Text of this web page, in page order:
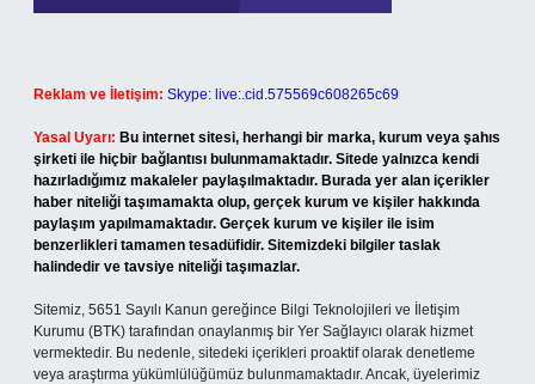
Reklam ve İletişim: Skype: live:.cid.575569c608265c69
Yasal Uyarı: Bu internet sitesi, herhangi bir marka, kurum veya şahıs
şirketi ile hiçbir bağlantısı bulunmamaktadır. Sitede yalnızca kendi
hazırladığımız makaleler paylaşılmaktadır. Burada yer alan içerikler
haber niteliği taşımamakta olup, gerçek kurum ve kişiler hakkında
paylaşım yapılmamaktadır. Gerçek kurum ve kişiler ile isim
benzerlikleri tamamen tesadüfidir. Sitemizdeki bilgiler taslak
halindedir ve tavsiye niteliği taşımazlar.
Sitemiz, 5651 Sayılı Kanun gereğince Bilgi Teknolojileri ve İletişim
Kurumu (BTK) tarafından onaylanmış bir Yer Sağlayıcı olarak hizmet
vermektedir. Bu nedenle, sitedeki içerikleri proaktif olarak denetleme
veya araştırma yükümlülüğümüz bulunmamaktadır. Ancak, üyelerimiz